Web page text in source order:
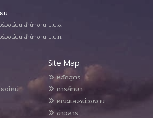
น
ร้องเรียน สำนักงาน ป.ป.ช.
ร้องเรียน สำนักงาน ป.ป.ท.
งใหม่
Site Map
หลักสูตร
การศึกษา
คณะและหน่วยงาน
ข่าวสาร